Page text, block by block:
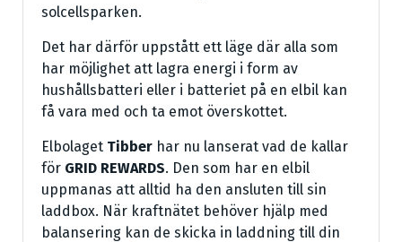
solcellsparken.
Det har därför uppstått ett läge där alla som
har möjlighet att lagra energi i form av
hushållsbatteri eller i batteriet på en elbil kan
få vara med och ta emot överskottet.
Elbolaget Tibber har nu lanserat vad de kallar
för GRID REWARDS. Den som har en elbil
uppmanas att alltid ha den ansluten till sin
laddbox. När kraftnätet behöver hjälp med
balansering kan de skicka in laddning till din